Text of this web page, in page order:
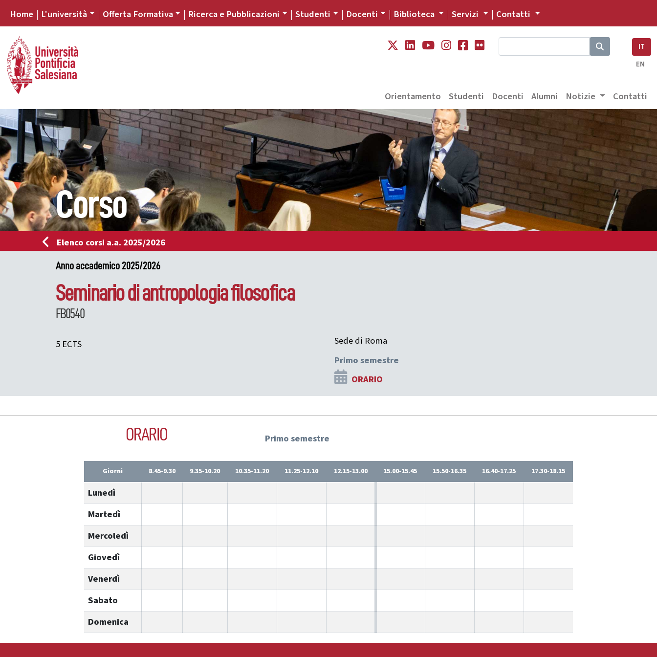
Home L'università Offerta Formativa Ricerca e Pubblicazioni Studenti Docenti Biblioteca Servizi Contatti
IT
EN
Orientamento Studenti Docenti Alumni Notizie Contatti
Corso
Elenco corsi a.a. 2025/2026
Anno accademico 2025/2026
Seminario di antropologia filosofica
FB0540
5 ECTS
Sede di Roma
Primo semestre
ORARIO
ORARIO Primo semestre
Giorni 8.45-9.30 9.35-10.20 10.35-11.20 11.25-12.10 12.15-13.00 15.00-15.45 15.50-16.35 16.40-17.25 17.30-18.15
Lunedì
Martedì
Mercoledì
Giovedì
Venerdì
Sabato
Domenica